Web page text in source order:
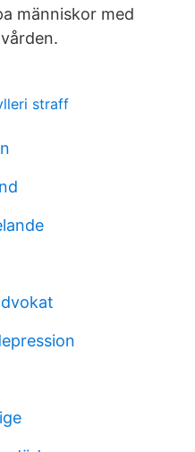
människor med
straff